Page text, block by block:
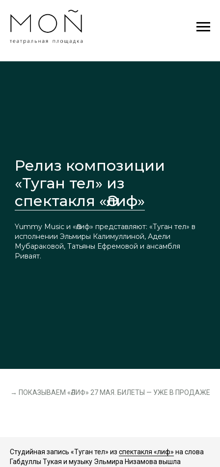
Релиз композиции
«Туган тел» из
спектакля «Әлиф»
Yummy Music и «Әлиф» представляют: «Туган тел» в
исполнении Эльмиры Калимуллиной, Адели
Мубараковой, Татьяны Ефремовой и ансамбля
Риваят.
→ ПОКАЗЫВАЕМ «ӘЛИФ» 27 МАЯ. БИЛЕТЫ — УЖЕ В ПРОДАЖЕ
Студийная запись «Туган тел» из спектакля «Әлиф» на слова
Габдуллы Тукая и музыку Эльмира Низамова вышла